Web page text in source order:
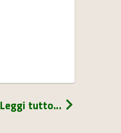
Leggi tutto...